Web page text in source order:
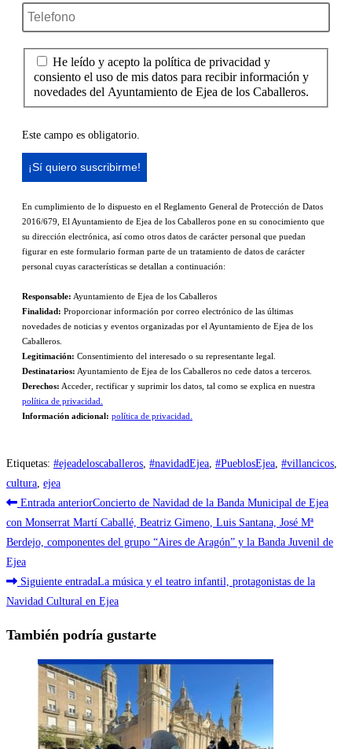
He leído y acepto la política de privacidad y
consiento el uso de mis datos para recibir información y
novedades del Ayuntamiento de Ejea de los Caballeros.
Este campo es obligatorio.
En cumplimiento de lo dispuesto en el Reglamento General de Protección de Datos
2016/679, El Ayuntamiento de Ejea de los Caballeros pone en su conocimiento que
su dirección electrónica, así como otros datos de carácter personal que puedan
figurar en este formulario forman parte de un tratamiento de datos de carácter
personal cuyas características se detallan a continuación:
Responsable: Ayuntamiento de Ejea de los Caballeros
Finalidad: Proporcionar información por correo electrónico de las últimas
novedades de noticias y eventos organizadas por el Ayuntamiento de Ejea de los
Caballeros.
Legitimación: Consentimiento del interesado o su representante legal.
Destinatarios: Ayuntamiento de Ejea de los Caballeros no cede datos a terceros.
Derechos: Acceder, rectificar y suprimir los datos, tal como se explica en nuestra
política de privacidad.
Información adicional: política de privacidad.
Etiquetas: #ejeadeloscaballeros #navidadEjea #PueblosEjea #villancicos
cultura ejea
Leer
más
artículos
Entrada anteriorConcierto de Navidad de la Banda Municipal de Ejea
con Monserrat Martí Caballé, Beatriz Gimeno, Luis Santana, José Mª
Berdejo, componentes del grupo “Aires de Aragón” y la Banda Juvenil de
Ejea
Siguiente entradaLa música y el teatro infantil, protagonistas de la
Navidad Cultural en Ejea
También podría gustarte